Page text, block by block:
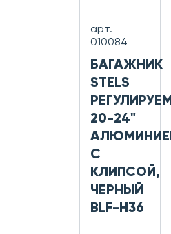
арт.
010084
БАГАЖНИК
STELS
20-24"
С
КЛИПСОЙ,
ЧЕРНЫЙ
BLF-H36